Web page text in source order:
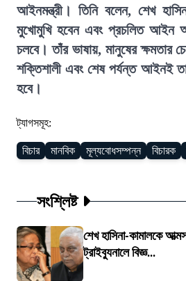
আইনমন্ত্রী। তিনি বলেন, শেখ
মুখোমুখি হবেন এবং প্রচলিত আইন
চলবে। তাঁর ভাষায়, মানুষের ক্ষমতার
শক্তিশালী এবং শেষ পর্যন্ত আইনই
হবে।
ট্যাগসমূহ:
বিচার মানবিক মূল্যবোধসম্পন্ন বিচারক
সংশ্লিষ্ট
শেখ হাসিনা-কামালকে
ট্রাইব্যুনালে বিজ্ঞ...